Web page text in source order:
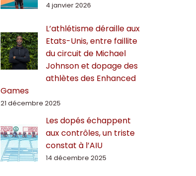
4 janvier 2026
L’athlétisme déraille aux
Etats-Unis, entre faillite
du circuit de Michael
Johnson et dopage des
athlètes des Enhanced
Games
21 décembre 2025
Les dopés échappent
aux contrôles, un triste
constat à l’AIU
14 décembre 2025